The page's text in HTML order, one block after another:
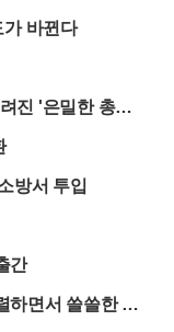
가 바뀐다
진 '은밀한 총
방서 투입
간
하면서 쓸쓸한 분